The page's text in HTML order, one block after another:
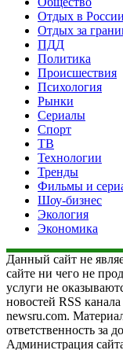
Отдых в России
Отдых за
ПДД
Политика
Происшествия
Психология
Рынки
Сериалы
Спорт
ТВ
Технологии
Тренды
Фильмы и
Шоу-бизнес
Экология
Экономика
Данный сайт не
сайте ни чего не
услуги не
новостей RSS
newsru.com.
ответственность за
Администрация